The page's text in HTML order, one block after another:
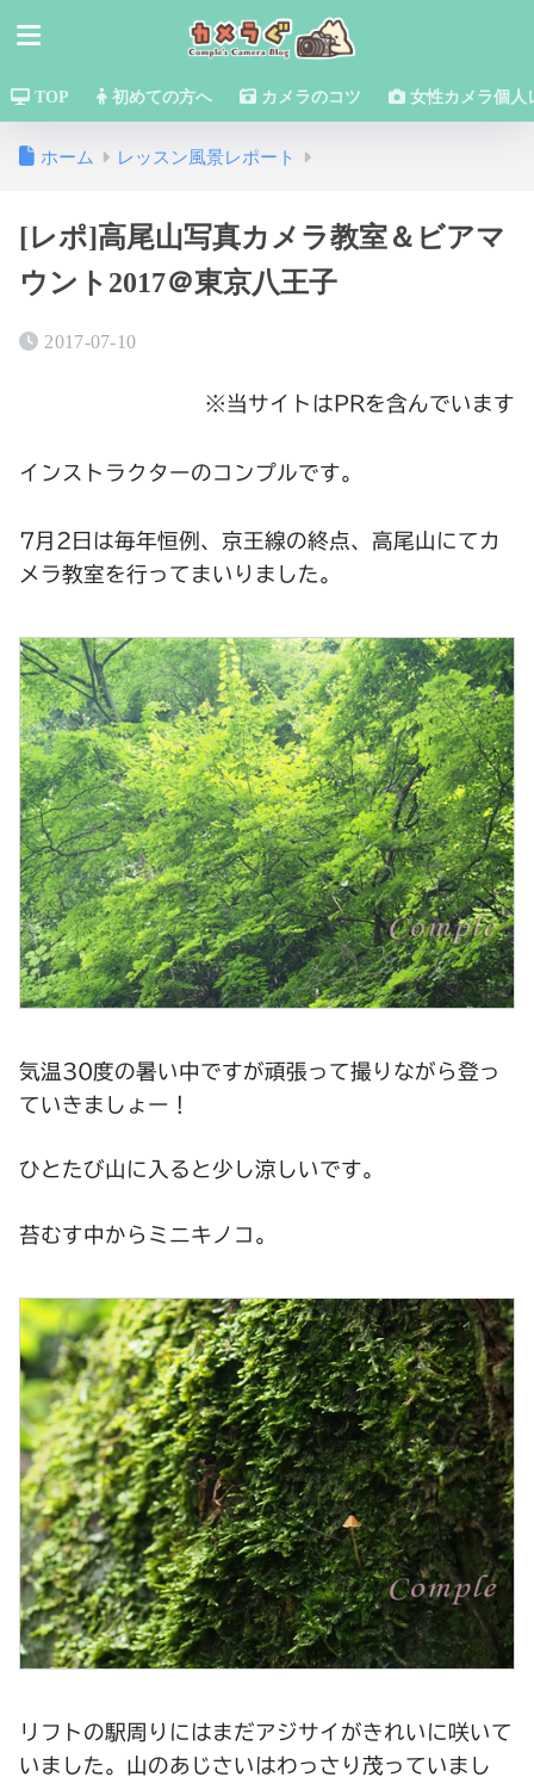
TOP 初めての方へ カメラのコツ 女性カメラ個人
ホーム レッスン風景レポート
[レポ]高尾山写真カメラ教室＆ビアマ
ウント2017＠東京八王子
2017-07-10
※当サイトはPRを含んでいます
インストラクターのコンプルです。
7月2日は毎年恒例、京王線の終点、高尾山にてカ
メラ教室を行ってまいりました。
気温30度の暑い中ですが頑張って撮りながら登っ
ていきましょー！
ひとたび山に入ると少し涼しいです。
苔むす中からミニキノコ。
リフトの駅周りにはまだアジサイがきれいに咲いて
いました。山のあじさいはわっさり茂っていまし